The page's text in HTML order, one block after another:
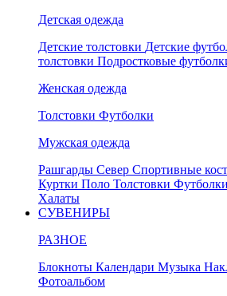
Детская одежда
Детские толстовки Детские
толстовки Подростковые
Женская одежда
Толстовки Футболки
Мужская одежда
Рашгарды Север Спортивные
Куртки Поло Толстовки Футболки
Халаты
СУВЕНИРЫ
РАЗНОЕ
Блокноты Календари Музыка
Фотоальбом